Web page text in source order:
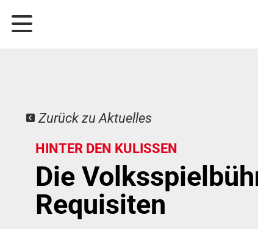
Zurück zu Aktuelles
HINTER DEN KULISSEN
Die
Requisiten